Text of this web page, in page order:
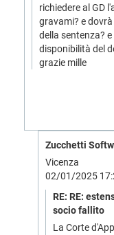
richiedere al GD
gravami? e
della sentenza?
disponibilità del
grazie mille
Zucchetti
Vicenza
02/01/2025
RE: RE:
socio fallito
La Corte